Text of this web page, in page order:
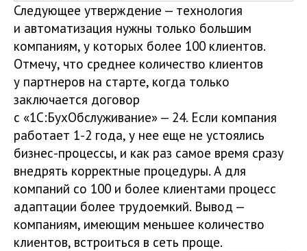
Следующее утверждение — технология
и автоматизация нужны только большим
компаниям, у которых более 100 клиентов.
Отмечу, что среднее количество клиентов
у партнеров на старте, когда только
заключается договор
с «1С:БухОбслуживание» — 24. Если компания
работает 1-2 года, у нее еще не устоялись
бизнес-процессы, и как раз самое время сразу
внедрять корректные процедуры. А для
компаний со 100 и более клиентами процесс
адаптации более трудоемкий. Вывод —
компаниям, имеющим меньшее количество
клиентов, встроиться в сеть проще.